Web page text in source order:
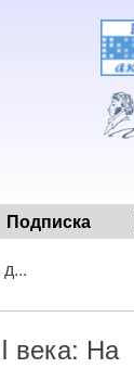
Подписка
века: На